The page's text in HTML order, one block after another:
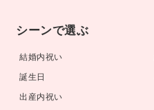
シーンで選ぶ
結婚内祝い
誕生日
出産内祝い